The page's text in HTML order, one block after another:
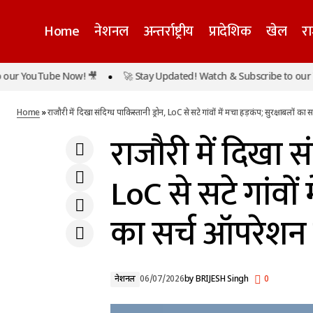
Home नेशनल अन्तर्राष्ट्रीय प्रादेशिक खेल
ब्राजील के स्टार फुटबॉलर नेमार ने इंटरनेशनल फुटबॉल
को कहा अलविदा, वर्ल्ड कप से बाहर होते ही किया
राजौरी में
Now! 🎥 🚀 Stay Updated! Watch & Subscribe to our
Home»राजौरी में दिखा संदिग्ध पाकिस्तानी ड्रोन, LoC से सटे गांवों में मचा हड़कंप; सुरक्षाबलों का
राजौरी में दिखा
LoC से सटे
का सर्च ऑपरेशन
नेशनल 06/07/2026byBRIJESH Singh 0